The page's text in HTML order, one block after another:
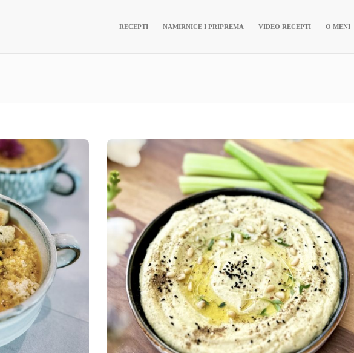
RECEPTI NAMIRNICE I PRIPREMA VIDEO RECEPTI O MENI